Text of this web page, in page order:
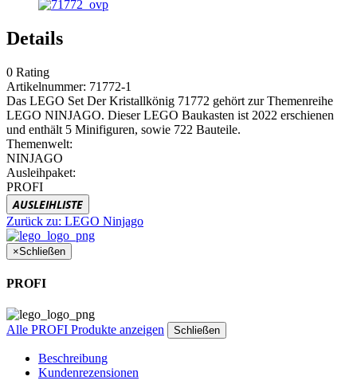
Details
0 Rating
Artikelnummer: 71772-1
Das LEGO Set Der Kristallkönig 71772 gehört zur Themenreihe
LEGO NINJAGO. Dieser LEGO Baukasten ist 2022 erschienen
und enthält 5 Minifiguren, sowie 722 Bauteile.
Themenwelt:
NINJAGO
Ausleihpaket:
PROFI
AUSLEIHLISTE
Zurück zu: LEGO Ninjago
×Schließen
PROFI
Alle PROFI Produkte anzeigen Schließen
Beschreibung
Kundenrezensionen